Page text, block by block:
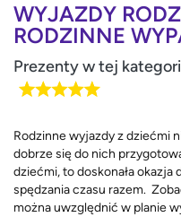
WYJAZDY
RODZINNE
Prezenty w tej
Rodzinne wyjazdy z dziećmi
dobrze się do nich
dziećmi, to doskonała
spędzania czasu razem.
można uwzględnić w planie